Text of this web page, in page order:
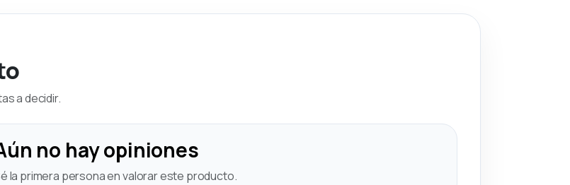
a decidir.
no hay opiniones
la primera persona en valorar este producto.